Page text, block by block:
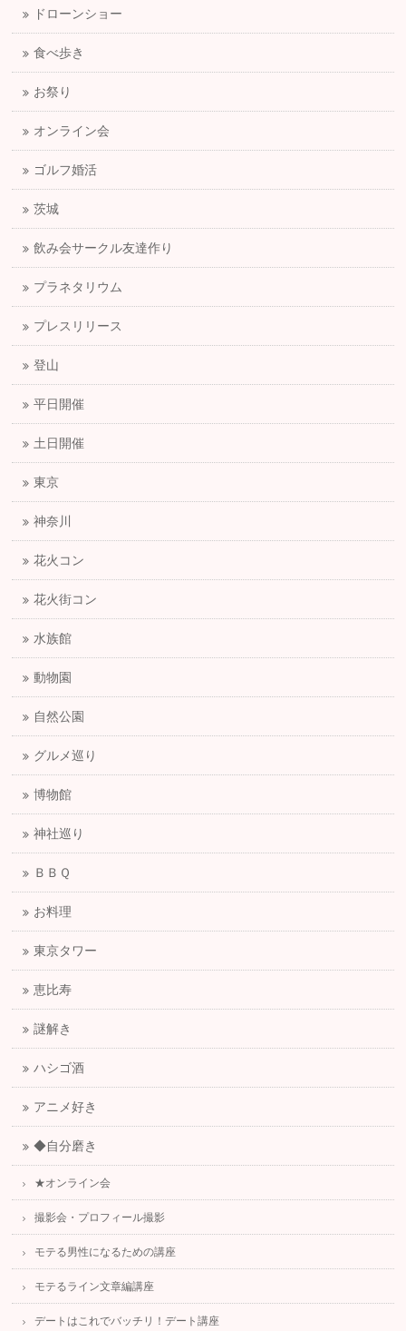
ドローンショー
食べ歩き
お祭り
オンライン会
ゴルフ婚活
茨城
飲み会サークル友達作り
プラネタリウム
プレスリリース
登山
平日開催
土日開催
東京
神奈川
花火コン
花火街コン
水族館
動物園
自然公園
グルメ巡り
博物館
神社巡り
ＢＢＱ
お料理
東京タワー
恵比寿
謎解き
ハシゴ酒
アニメ好き
◆自分磨き
★オンライン会
撮影会・プロフィール撮影
モテる男性になるための講座
モテるライン文章編講座
デートはこれでバッチリ！デート講座